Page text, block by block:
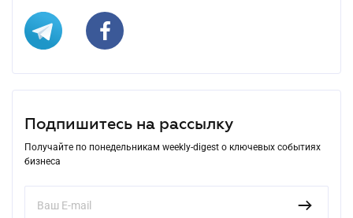
Подпишитесь на рассылку
Получайте по понедельникам weekly-digest о ключевых событиях
бизнеса